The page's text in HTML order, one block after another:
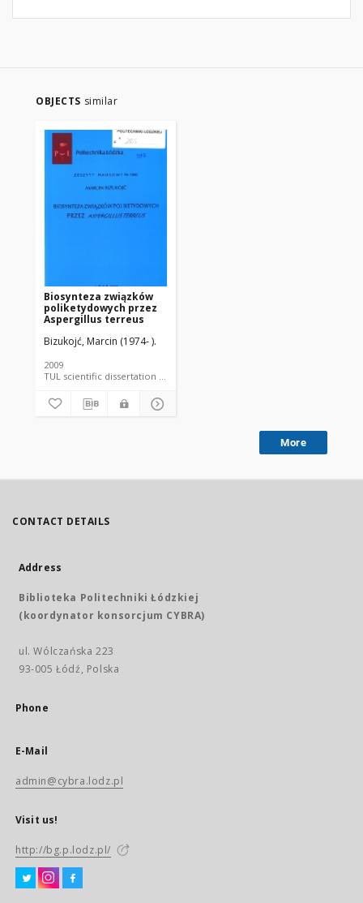
OBJECTS similar
Biosynteza związków
poliketydowych przez
Aspergillus terreus
Bizukojć, Marcin (1974- ).
2009
TUL scientific dissertation language document
More
CONTACT DETAILS
Address
Biblioteka Politechniki Łódzkiej
(koordynator konsorcjum CYBRA)
ul. Wólczańska 223
93-005 Łódź, Polska
Phone
E-Mail
admin@cybra.lodz.pl
Visit us!
http://bg.p.lodz.pl/